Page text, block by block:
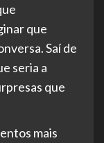
que
Saí de
seria a
que
mais